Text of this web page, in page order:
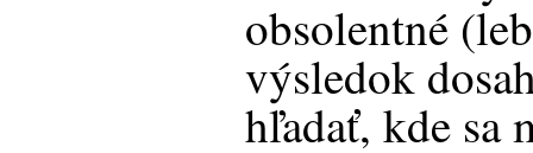
obsolentné
výsledok
hľadať, kde sa